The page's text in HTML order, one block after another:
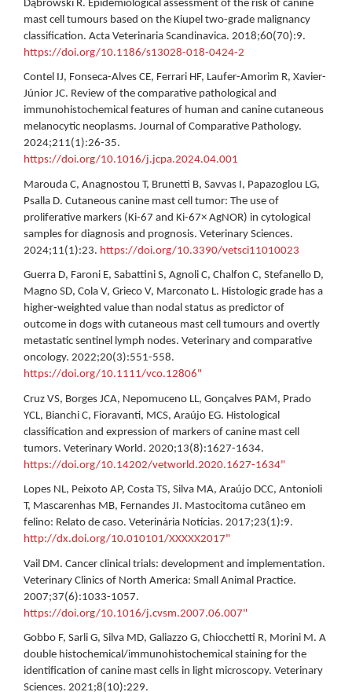
Dąbrowski R. Epidemiological assessment of the risk of canine
mast cell tumours based on the Kiupel two-grade malignancy
classification. Acta Veterinaria Scandinavica. 2018;60(70):9.
https://doi.org/10.1186/s13028-018-0424-2
Contel IJ, Fonseca-Alves CE, Ferrari HF, Laufer-Amorim R, Xavier-
Júnior JC. Review of the comparative pathological and
immunohistochemical features of human and canine cutaneous
melanocytic neoplasms. Journal of Comparative Pathology.
2024;211(1):26-35.
https://doi.org/10.1016/j.jcpa.2024.04.001
Marouda C, Anagnostou T, Brunetti B, Savvas I, Papazoglou LG,
Psalla D. Cutaneous canine mast cell tumor: The use of
proliferative markers (Ki-67 and Ki-67× AgNOR) in cytological
samples for diagnosis and prognosis. Veterinary Sciences.
2024;11(1):23. https://doi.org/10.3390/vetsci11010023
Guerra D, Faroni E, Sabattini S, Agnoli C, Chalfon C, Stefanello D,
Magno SD, Cola V, Grieco V, Marconato L. Histologic grade has a
higher‐weighted value than nodal status as predictor of
outcome in dogs with cutaneous mast cell tumours and overtly
metastatic sentinel lymph nodes. Veterinary and comparative
oncology. 2022;20(3):551-558.
https://doi.org/10.1111/vco.12806"
Cruz VS, Borges JCA, Nepomuceno LL, Gonçalves PAM, Prado
YCL, Bianchi C, Fioravanti, MCS, Araújo EG. Histological
classification and expression of markers of canine mast cell
tumors. Veterinary World. 2020;13(8):1627-1634.
https://doi.org/10.14202/vetworld.2020.1627-1634"
Lopes NL, Peixoto AP, Costa TS, Silva MA, Araújo DCC, Antonioli
T, Mascarenhas MB, Fernandes JI. Mastocitoma cutâneo em
felino: Relato de caso. Veterinária Notícias. 2017;23(1):9.
http://dx.doi.org/10.010101/XXXXX2017"
Vail DM. Cancer clinical trials: development and implementation.
Veterinary Clinics of North America: Small Animal Practice.
2007;37(6):1033-1057.
https://doi.org/10.1016/j.cvsm.2007.06.007"
Gobbo F, Sarli G, Silva MD, Galiazzo G, Chiocchetti R, Morini M. A
double histochemical/immunohistochemical staining for the
identification of canine mast cells in light microscopy. Veterinary
Sciences. 2021;8(10):229.